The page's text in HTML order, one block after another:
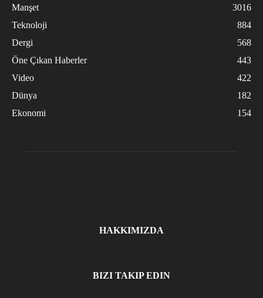
Manşet
3016
Teknoloji
884
Dergi
568
Öne Çıkan Haberler
443
Video
422
Dünya
182
Ekonomi
154
HAKKIMIZDA
BIZI TAKIP EDIN